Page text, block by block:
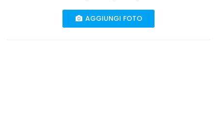
AGGIUNGI FOTO